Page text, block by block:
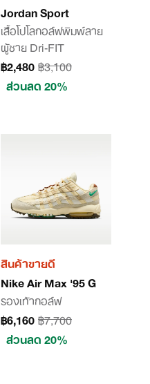
Jordan Sport
เสื้อโปโลกอล์ฟพิมพ์ลาย
ผู้ชาย Dri-FIT
฿2,480฿3,100
ส่วนลด 20%
สินค้าขายดี
Nike Air Max '95 G
รองเท้ากอล์ฟ
฿6,160฿7,700
ส่วนลด 20%